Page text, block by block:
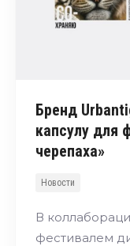
Бренд
капсулу для
черепаха»
Новости
В
фестивалем